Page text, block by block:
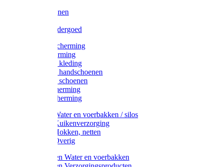
Handschoenen
Thermo ondergoed
Gehoorbescherming
Oogbescherming
Disposable kleding
Disposable handschoenen
Disposable schoenen
Mondbescherming
Hoofdbescherming
Pluimvee Water en voerbakken / silos
Pluimvee Kuikenverzorging
Pluimvee Hokken, netten
Pluimvee Overig
Knaagdieren Water en voerbakken